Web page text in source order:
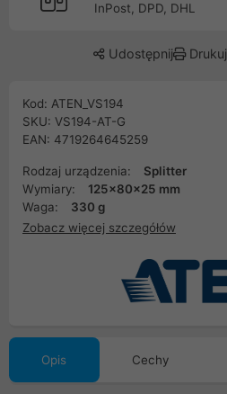
InPost, DPD, DHL
Udostępnij Drukuj
Kod: ATEN_VS194
SKU: VS194-AT-G
EAN: 4719264645259
Rodzaj urządzenia:
Splitter
Wymiary:
125x80x25 mm
Waga:
330 g
Zobacz więcej szczegółów
Opis Cechy